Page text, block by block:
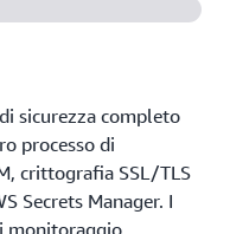
sicurezza completo
processo di
crittografia SSL/TLS
Secrets Manager. I
monitoraggio